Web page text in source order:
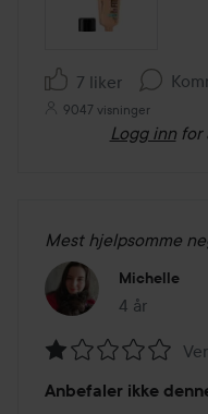
7 liker
9047 visninger
Logg inn for
Mest hjelpsomme
Michelle
4 år
Innlegget
1
Anbefaler ikke